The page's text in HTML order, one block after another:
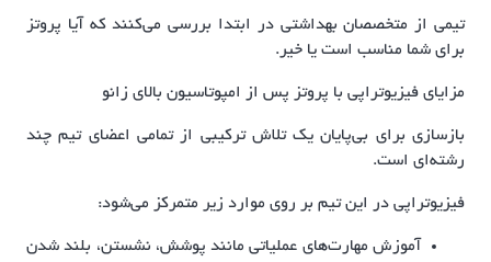
تیمی از متخصصان بهداشتی در ابتدا بررسی می‌کنند که آیا پروتز
برای شما مناسب است یا خیر.
مزایای فیزیوتراپی با پروتز پس از امپوتاسیون بالای زانو
بازسازی برای بی‌پایان یک تلاش ترکیبی از تمامی اعضای تیم چند
رشته‌ای است.
فیزیوتراپی در این تیم بر روی موارد زیر متمرکز می‌شود:
آموزش مهارت‌های عملیاتی مانند پوشش، نشستن، بلند شدن